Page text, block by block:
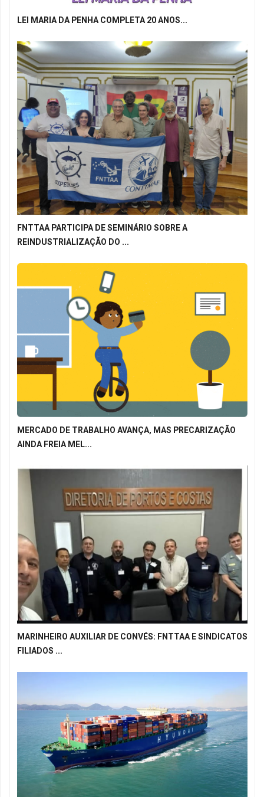
LEI MARIA DA PENHA COMPLETA 20 ANOS...
FNTTAA PARTICIPA DE SEMINÁRIO SOBRE A
REINDUSTRIALIZAÇÃO DO ...
MERCADO DE TRABALHO AVANÇA, MAS PRECARIZAÇÃO
AINDA FREIA MEL...
MARINHEIRO AUXILIAR DE CONVÉS: FNTTAA E SINDICATOS
FILIADOS ...